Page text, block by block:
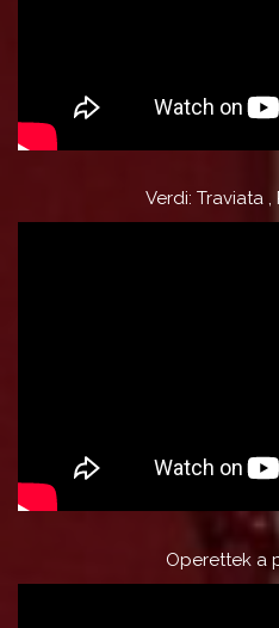
Verdi: Traviata
Operettek a